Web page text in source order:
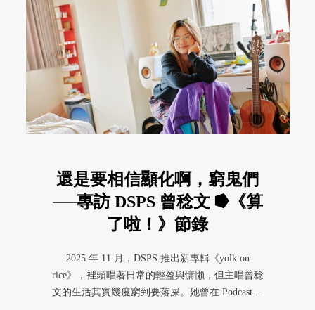
還是要相信顯化啊，窮鬼們
──專訪 DSPS 曾稔文 ⭓《算
了啦！》節錄
2025 年 11 月，DSPS 推出新專輯《yolk on
rice》，裡頭唱著日常的輕盈與慵懶，但主唱曾稔
文的生活其實幾度窮到要落屎。她曾在 Podcast ...